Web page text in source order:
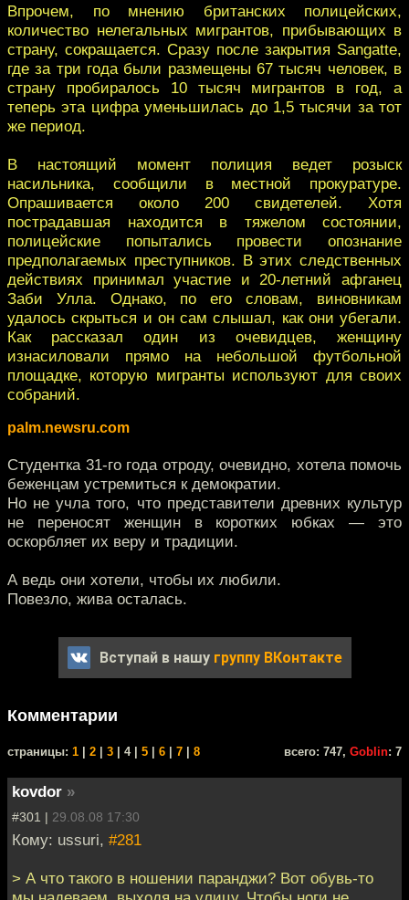
Впрочем, по мнению британских полицейских,
количество нелегальных мигрантов, прибывающих в
страну, сокращается. Сразу после закрытия Sangatte,
где за три года были размещены 67 тысяч человек, в
страну пробиралось 10 тысяч мигрантов в год, а
теперь эта цифра уменьшилась до 1,5 тысячи за тот
же период.
В настоящий момент полиция ведет розыск
насильника, сообщили в местной прокуратуре.
Опрашивается около 200 свидетелей. Хотя
пострадавшая находится в тяжелом состоянии,
полицейские попытались провести опознание
предполагаемых преступников. В этих следственных
действиях принимал участие и 20-летний афганец
Заби Улла. Однако, по его словам, виновникам
удалось скрыться и он сам слышал, как они убегали.
Как рассказал один из очевидцев, женщину
изнасиловали прямо на небольшой футбольной
площадке, которую мигранты используют для своих
собраний.
palm.newsru.com
Студентка 31-го года отроду, очевидно, хотела помочь
беженцам устремиться к демократии.
Но не учла того, что представители древних культур
не переносят женщин в коротких юбках — это
оскорбляет их веру и традиции.
А ведь они хотели, чтобы их любили.
Повезло, жива осталась.
Вступай в нашу группу ВКонтакте
Комментарии
cтраницы: 1 2 3 | 4 | 5 6 7 8 всего: 747, Goblin: 7
kovdor »
#301 | 29.08.08 17:30
Кому: ussuri, #281
> А что такого в ношении паранджи? Вот обувь-то